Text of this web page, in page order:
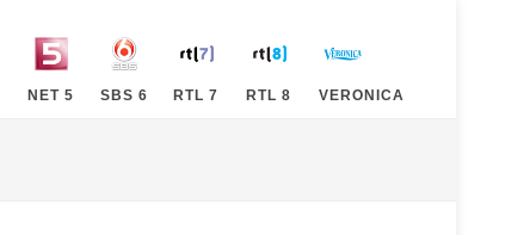
NET 5 SBS 6 RTL 7 RTL 8 VERONICA